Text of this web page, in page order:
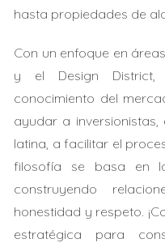
fideicomiso revocable
propiedad sin
sus hijos heredaran el
mayores.
Planificar hoy es
cargas fiscales
Estudio de Caso 2:
hasta propiedades de
Con un enfoque en
y el Design District,
conocimiento del
ayudar a
latina, a facilitar el
filosofía se basa en
construyendo
honestidad y respeto.
estratégica para